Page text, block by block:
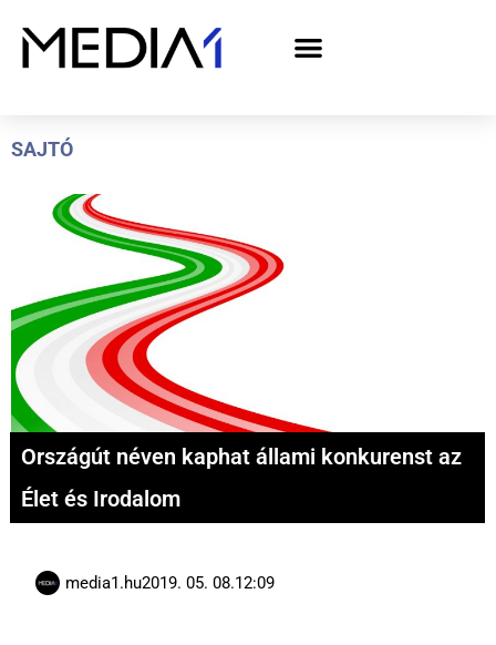
SAJTÓ
Országút néven kaphat állami konkurenst az
Élet és Irodalom
media1.hu2019. 05. 08.12:09